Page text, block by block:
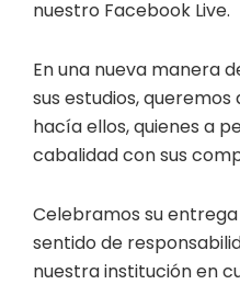
nuestro Facebook Live.
En una nueva manera
sus estudios,
hacía ellos, quienes a
cabalidad con sus
Celebramos su
sentido de
nuestra institución en